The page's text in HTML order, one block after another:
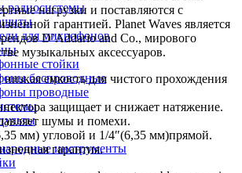
для микрофонов
стойки
беспроводные
проводные
инструменты
нагрузки и поставляются с
гарантией. Planet Waves является
D’Addario and Co., мирового
музыкальных аксессуаров.
емкость для чистого прохождения
защищает и снижает натяжение.
шумы и помехи.
мм) угловой и 1/4″(6,35 мм)прямой.
гарантия.